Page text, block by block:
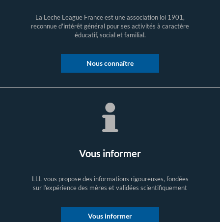
La Leche League France est une association loi 1901,
reconnue d'intérêt général pour ses activités à caractère
éducatif, social et familial.
Nous connaître
Vous informer
LLL vous propose des informations rigoureuses, fondées
sur l’expérience des mères et validées scientifiquement
Vous informer